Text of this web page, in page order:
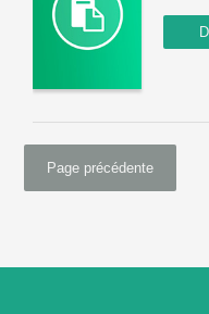
Page précédente